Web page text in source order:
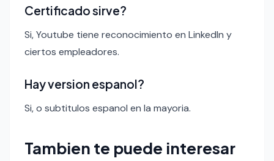
Certificado sirve?
Si, Youtube tiene reconocimiento en LinkedIn y
ciertos empleadores.
Hay version espanol?
Si, o subtitulos espanol en la mayoria.
Tambien te puede interesar